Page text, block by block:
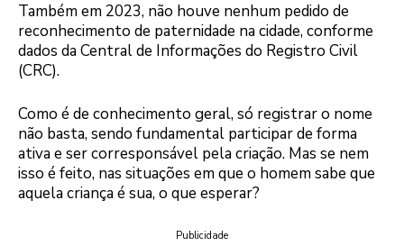
Também em 2023, não houve nenhum pedido de
reconhecimento de paternidade na cidade, conforme
dados da Central de Informações do Registro Civil
(CRC).
Como é de conhecimento geral, só registrar o nome
não basta, sendo fundamental participar de forma
ativa e ser corresponsável pela criação. Mas se nem
isso é feito, nas situações em que o homem sabe que
aquela criança é sua, o que esperar?
Publicidade